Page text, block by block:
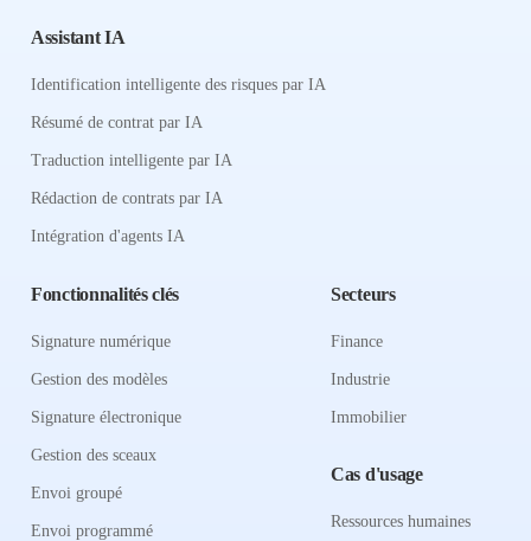
Assistant IA
Identification intelligente des risques par IA
Résumé de contrat par IA
Traduction intelligente par IA
Rédaction de contrats par IA
Intégration d'agents IA
Fonctionnalités clés
Signature numérique
Gestion des modèles
Signature électronique
Gestion des sceaux
Envoi groupé
Envoi programmé
Secteurs
Finance
Industrie
Immobilier
Cas d'usage
Ressources humaines